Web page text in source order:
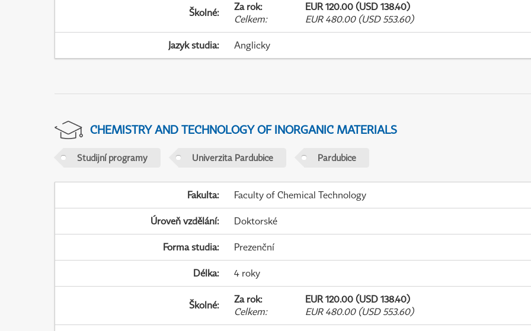
Školné: Za rok:
EUR 120.00 (USD 138.40)
Celkem: EUR 480.00 (USD 553.60)
Jazyk studia: Anglicky
CHEMISTRY AND TECHNOLOGY OF INORGANIC MATERIALS
Studijní programy Univerzita Pardubice Pardubice
Fakulta: Faculty of Chemical Technology
Úroveň vzdělání: Doktorské
Forma studia: Prezenční
Délka: 4 roky
Školné: Za rok:
EUR 120.00 (USD 138.40)
Celkem: EUR 480.00 (USD 553.60)